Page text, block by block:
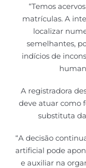
“Temos
matrículas. A
localizar
semelhantes,
indícios de
A registradora
deve atuar como
substituta
“A decisão
artificial pode
e auxiliar na